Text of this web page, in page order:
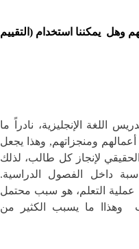
وهل يمكننا استخدام (التقييم
اللغة الإنجليزية، نادراً ما
أعمالهم ومنجزاتهم, وهذا يجعل
لإنجاز كل طالب، لذلك
داخل الفصول الدراسية.
التعلم، هو سبب محتمل
وهذاا ما يسبب الكثير من